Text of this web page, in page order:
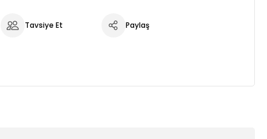
Tavsiye Et Paylaş